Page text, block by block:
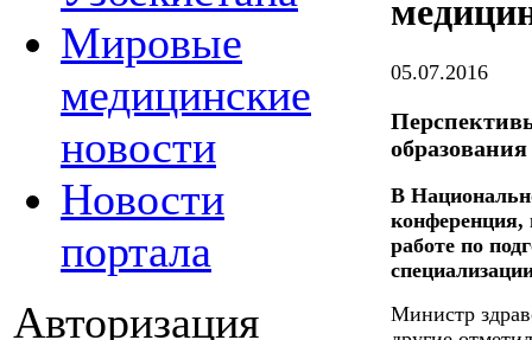
Мировые
медицинские
новости
Новости
портала
Авторизация
05.07.2016
образования
В
конференция,
работе по
Министр